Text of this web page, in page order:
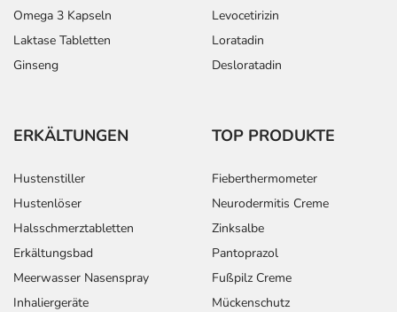
Omega 3 Kapseln
Laktase Tabletten
Ginseng
Levocetirizin
Loratadin
Desloratadin
ERKÄLTUNGEN
Hustenstiller
Hustenlöser
Halsschmerztabletten
Erkältungsbad
Meerwasser Nasenspray
Inhaliergeräte
TOP PRODUKTE
Fieberthermometer
Neurodermitis Creme
Zinksalbe
Pantoprazol
Fußpilz Creme
Mückenschutz